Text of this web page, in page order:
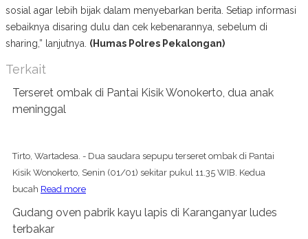
sosial agar lebih bijak dalam menyebarkan berita. Setiap informasi
sebaiknya disaring dulu dan cek kebenarannya, sebelum di
sharing,” lanjutnya. (Humas Polres Pekalongan)
Terkait
Terseret ombak di Pantai Kisik Wonokerto, dua anak
meninggal
Tirto, Wartadesa. - Dua saudara sepupu terseret ombak di Pantai
Kisik Wonokerto, Senin (01/01) sekitar pukul 11.35 WIB. Kedua
bucah Read more
Gudang oven pabrik kayu lapis di Karanganyar ludes
terbakar